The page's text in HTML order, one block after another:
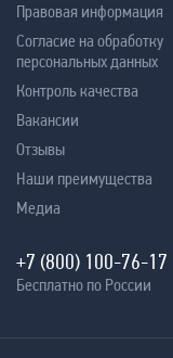
Правовая информация
Согласие на обработку
персональных данных
Контроль качества
Вакансии
Отзывы
Наши преимущества
Медиа
+7 (800) 100-76-17
Бесплатно по России